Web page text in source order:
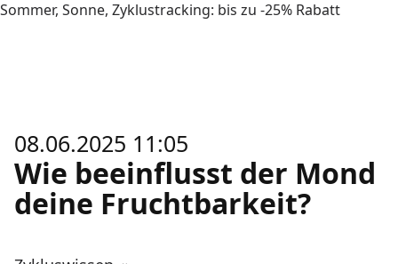
Sommer, Sonne, Zyklustracking: bis zu -25% Rabatt
08.06.2025 11:05
Wie beeinflusst der Mond
deine Fruchtbarkeit?